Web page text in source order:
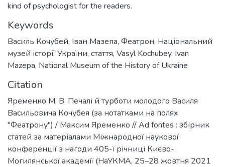
kind of psychologist for the readers.
Keywords
Василь Кочубей, Іван Мазепа, Феатрон, Національний
музей історії України, стаття, Vasyl Kochubey, Ivan
Mazepa, National Museum of the History of Ukraine
Citation
Яременко М. В. Печалі й турботи молодого Василя
Васильовича Кочубея (за нотатками на полях
"Феатрону") / Максим Яременко // Ad fontes : збірник
статей за матеріалами Міжнародної наукової
конференції з нагоди 405-ї річниці Києво-
Могилянської академії (НаУКМА, 25–28 жовтня 2021